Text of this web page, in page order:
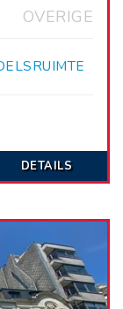
OVERIGE
DETAILS